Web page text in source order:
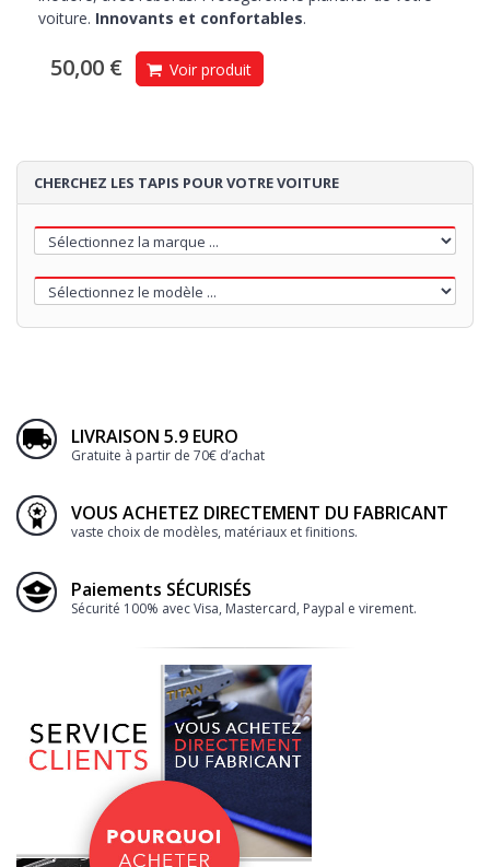
voiture. Innovants et confortables.
50,00 € Voir produit
CHERCHEZ LES TAPIS POUR VOTRE VOITURE
LIVRAISON 5.9 EURO
Gratuite à partir de 70€ d’achat
VOUS ACHETEZ DIRECTEMENT DU FABRICANT
vaste choix de modèles, matériaux et finitions.
Paiements SÉCURISÉS
Sécurité 100% avec Visa, Mastercard, Paypal e virement.